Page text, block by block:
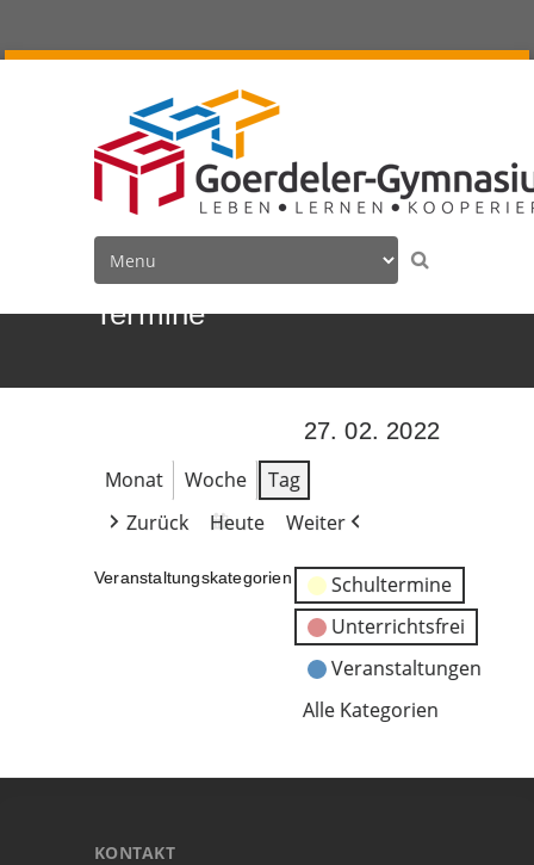
Termine
27. 02. 2022
Monat
Woche
Tag
Zurück
Heute Weiter
Veranstaltungskategorien
Schultermine
Unterrichtsfrei
Veranstaltungen
Alle Kategorien
KONTAKT